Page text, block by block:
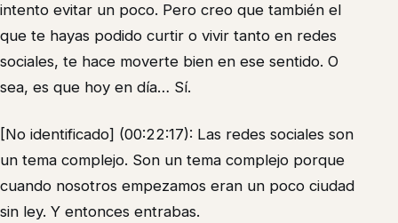
intento evitar un poco. Pero creo que también el
que te hayas podido curtir o vivir tanto en redes
sociales, te hace moverte bien en ese sentido. O
sea, es que hoy en día… Sí.
[No identificado] (00:22:17): Las redes sociales son
un tema complejo. Son un tema complejo porque
cuando nosotros empezamos eran un poco ciudad
sin ley. Y entonces entrabas.